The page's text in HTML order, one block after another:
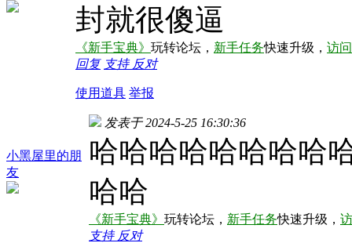
封就很傻逼
《新手宝典》 玩转论坛， 新手任务快速升级， 访
回复 支持 反对
使用道具 举报
小黑屋里的朋
友
发表于 2024-5-25 16:30:36
哈哈哈哈哈哈哈哈
哈哈
《新手宝典》 玩转论坛， 新手任务快速升级，
支持 反对